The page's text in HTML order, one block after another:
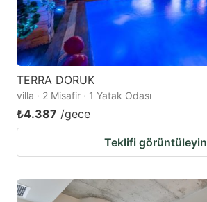
TERRA DORUK
villa · 2 Misafir · 1 Yatak Odası
₺4.387 /gece
Teklifi görüntüleyin